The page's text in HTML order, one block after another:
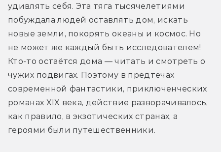
удивлять себя. Эта тяга тысячелетиями
побуждала людей оставлять дом, искать
новые земли, покорять океаны и космос. Но
не может же каждый быть исследователем!
Кто-то остаётся дома — читать и смотреть о
чужих подвигах. Поэтому в предтечах
современной фантастики, приключенческих
романах XIX века, действие разворачивалось,
как правило, в экзотических странах, а
героями были путешественники.